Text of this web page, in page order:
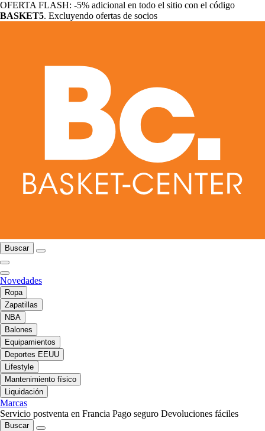
OFERTA FLASH: -5% adicional en todo el sitio con el código
BASKET5. Excluyendo ofertas de socios
Buscar
Novedades
Ropa
Zapatillas
NBA
Balones
Equipamientos
Deportes EEUU
Lifestyle
Mantenimiento físico
Liquidación
Marcas
Servicio postventa en Francia Pago seguro Devoluciones fáciles
Buscar